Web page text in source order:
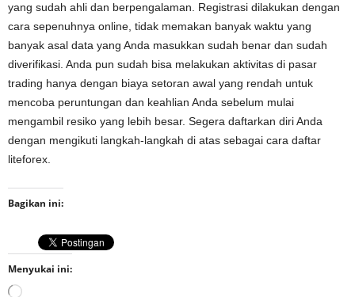
yang sudah ahli dan berpengalaman. Registrasi dilakukan dengan
cara sepenuhnya online, tidak memakan banyak waktu yang
banyak asal data yang Anda masukkan sudah benar dan sudah
diverifikasi. Anda pun sudah bisa melakukan aktivitas di pasar
trading hanya dengan biaya setoran awal yang rendah untuk
mencoba peruntungan dan keahlian Anda sebelum mulai
mengambil resiko yang lebih besar. Segera daftarkan diri Anda
dengan mengikuti langkah-langkah di atas sebagai cara daftar
liteforex.
Bagikan ini:
Menyukai ini:
Memuat...